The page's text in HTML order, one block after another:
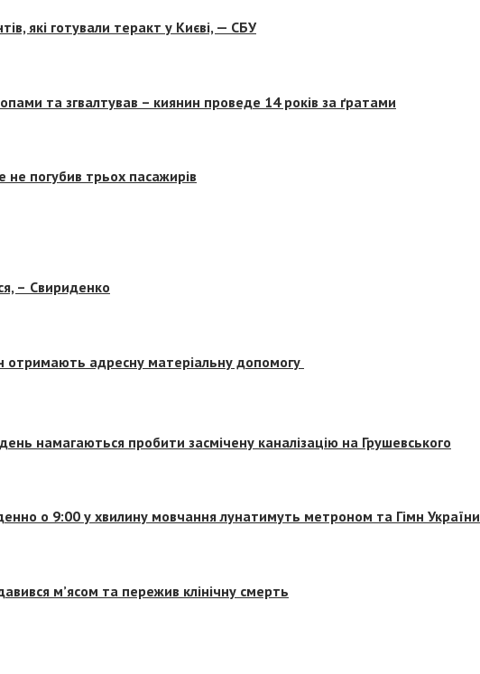
які готували теракт у Києві, — СБУ
та згвалтував – киянин проведе 14 років за ґратами
не погубив трьох пасажирів
– Свириденко
адресну матеріальну допомогу
намагаються пробити засмічену каналізацію на Грушевського
о 9:00 у хвилину мовчання лунатимуть метроном та Гімн України
м’ясом та пережив клінічну смерть